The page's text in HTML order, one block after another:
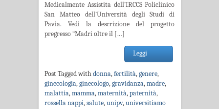
Medicalmente Assistita dell’IRCCS Policlinico
San Matteo dell’Università degli Studi di
Pavia. Vedi la descrizione del progetto
pregresso “Madri oltre il […]
Leggi
Post Tagged withdonna,fertilità,genere,
ginecologia,ginecologo,gravidanza,madre,
malattia,mamma,maternità,paternità,
rossella nappi,salute,unipv,universitiamo